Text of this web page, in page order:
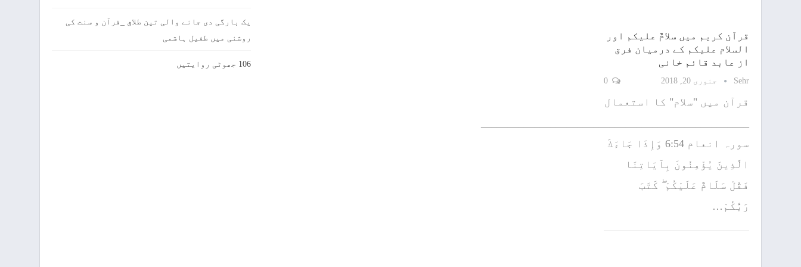
قرآن کریم میں سلامٌ علیکم اور
السلام علیکم کے درمیان فرق
از عابد قائم خانی
Sehr جنوری 20, 2018
قرآن میں "سلام" کا استعمال
سورہ انعام 6:54 وَإِذَا جَاءَكَ
الَّذِينَ يُؤْمِنُونَ بِآيَاتِنَا
فَقُلْ سَلَامٌ عَلَيْكُمْ ۖ كَتَبَ
رَبُّكُمْ…
یک بارگی دی جانے والی تین طلاق _قرآن و سنت کی
روشنی میں طفیل ہاشمی
106 جھوٹی روایتیں